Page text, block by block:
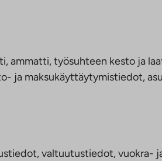
ammatti, työsuhteen kesto ja
ja maksukäyttäytymistiedot,
valtuutustiedot, vuokra-